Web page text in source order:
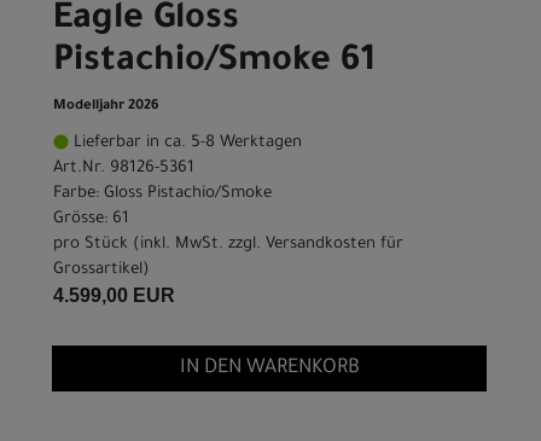
Eagle Gloss
Pistachio/Smoke 61
Modelljahr 2026
Lieferbar in ca. 5-8 Werktagen
Art.Nr. 98126-5361
Farbe: Gloss Pistachio/Smoke
Grösse: 61
pro Stück (inkl. MwSt. zzgl. Versandkosten für
Grossartikel)
4.599,00 EUR
IN DEN WARENKORB